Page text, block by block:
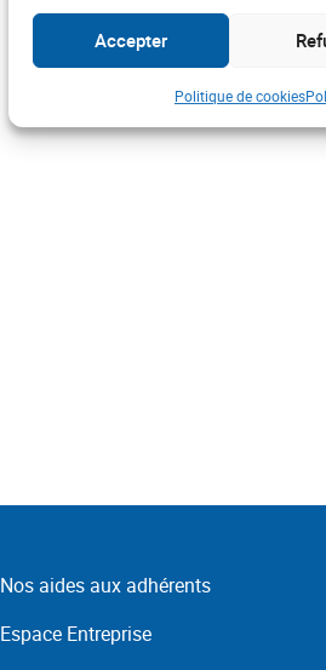
Accepter
Politique de cookies
Nos aides aux adhérents
Espace Entreprise